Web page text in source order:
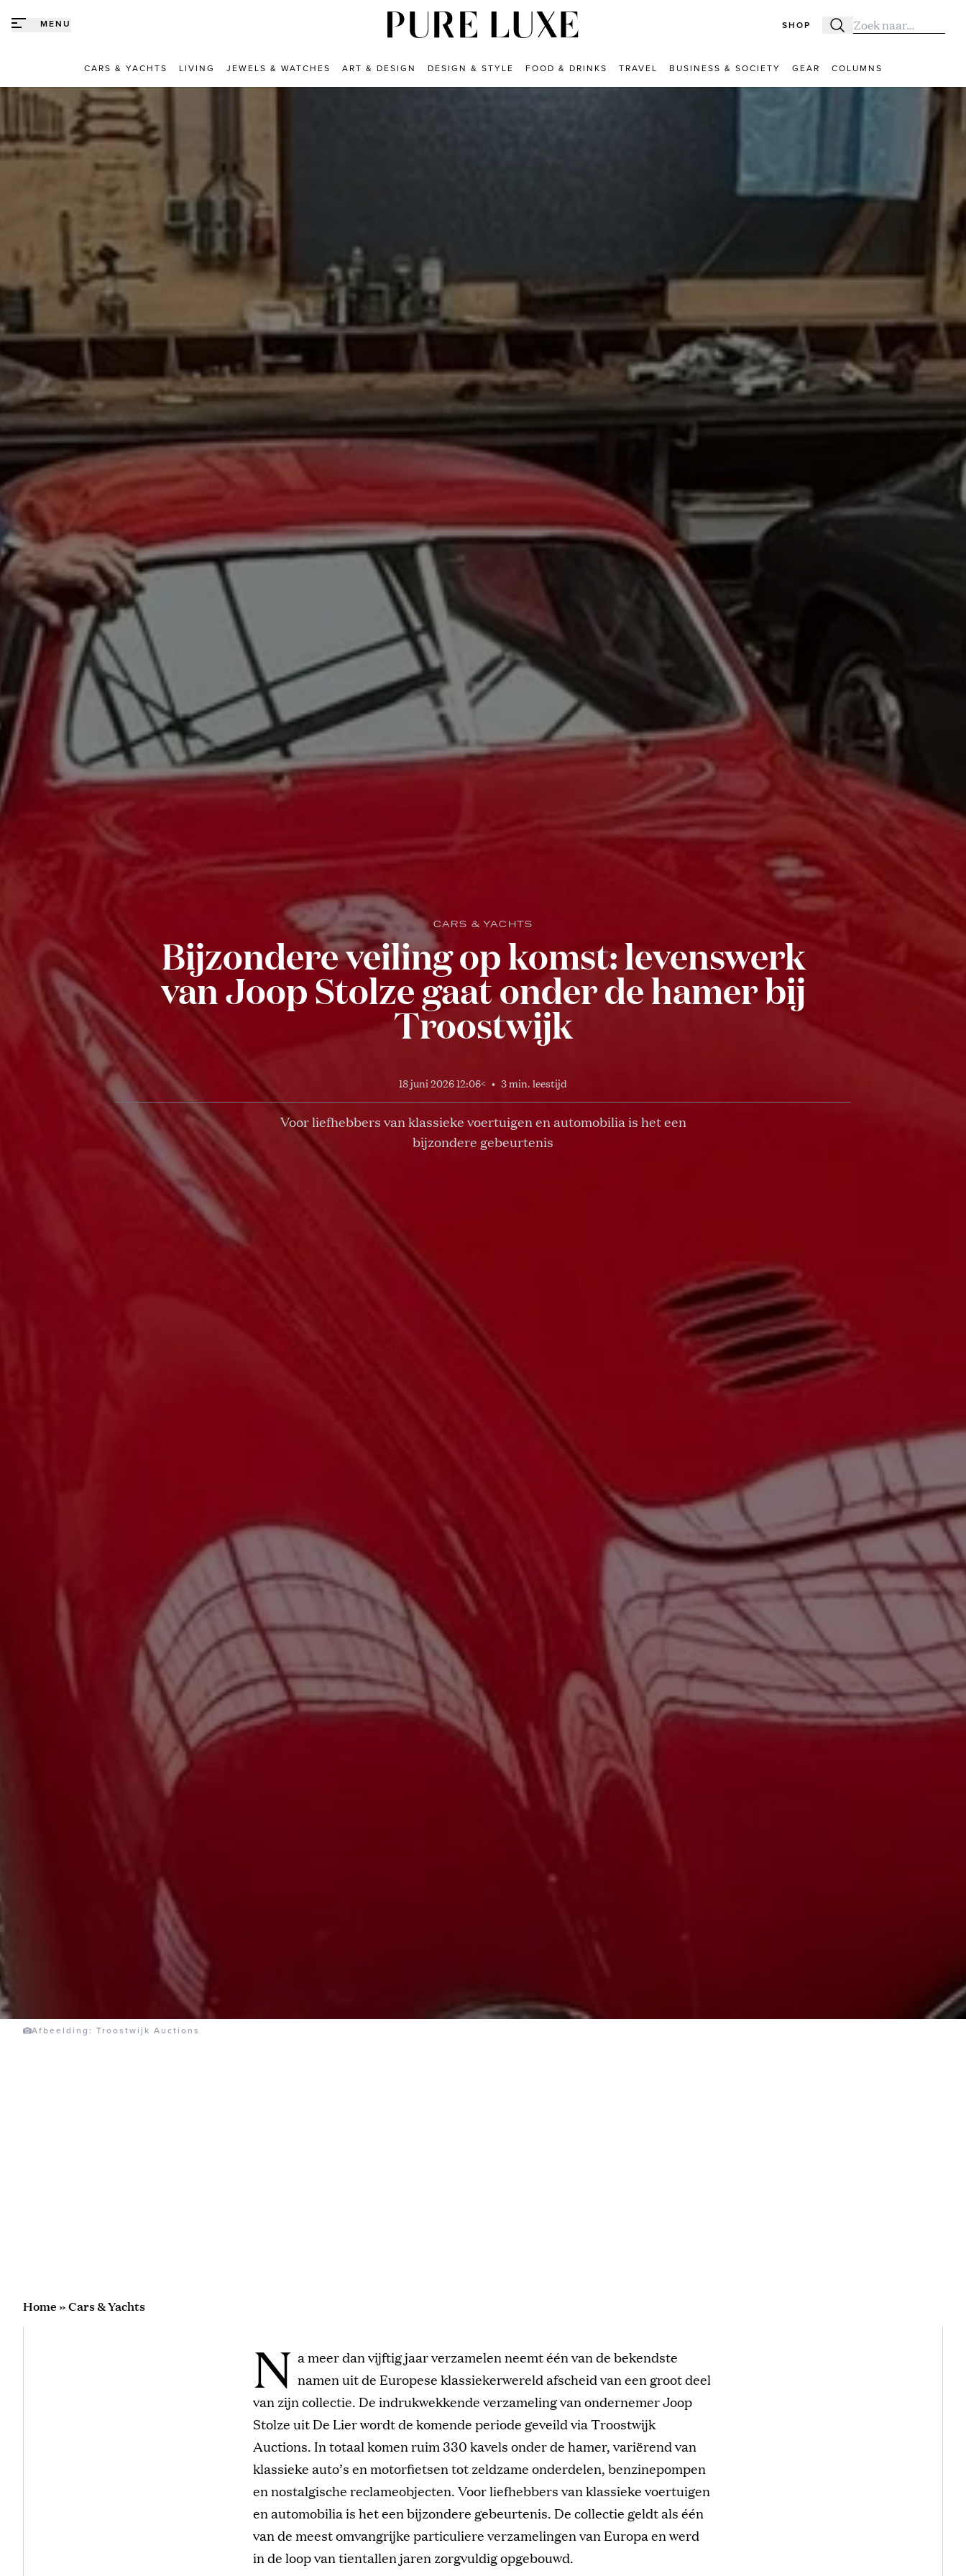
MENU SHOP Zoeken
Zoek naar:
CARS & YACHTS LIVING JEWELS & WATCHES ART & DESIGN DESIGN & STYLE FOOD & DRINKS TRAVEL BUSINESS & SOCIETY GEAR COLUMNS
CARS & YACHTS
Bijzondere veiling op komst: levenswerk
van Joop Stolze gaat onder de hamer bij
Troostwijk
18 juni 2026 12:06< • 3 min. leestijd
Voor liefhebbers van klassieke voertuigen en automobilia is het een
bijzondere gebeurtenis
Afbeelding: Troostwijk Auctions
Home»Cars & Yachts
N a meer dan vijftig jaar verzamelen neemt één van de bekendste
namen uit de Europese klassiekerwereld afscheid van een groot deel
van zijn collectie. De indrukwekkende verzameling van ondernemer Joop
Stolze uit De Lier wordt de komende periode geveild via Troostwijk
Auctions. In totaal komen ruim 330 kavels onder de hamer, variërend van
klassieke auto’s en motorfietsen tot zeldzame onderdelen, benzinepompen
en nostalgische reclameobjecten. Voor liefhebbers van klassieke voertuigen
en automobilia is het een bijzondere gebeurtenis. De collectie geldt als één
van de meest omvangrijke particuliere verzamelingen van Europa en werd
in de loop van tientallen jaren zorgvuldig opgebouwd.